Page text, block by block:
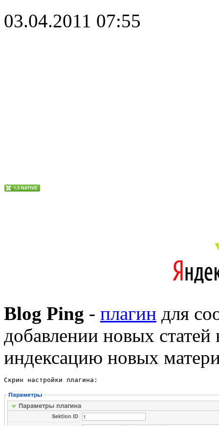
03.04.2011 07:55
Blog Ping - плагин для
добавлении новых статей
индексацию новых
Скрин настройки плагина: